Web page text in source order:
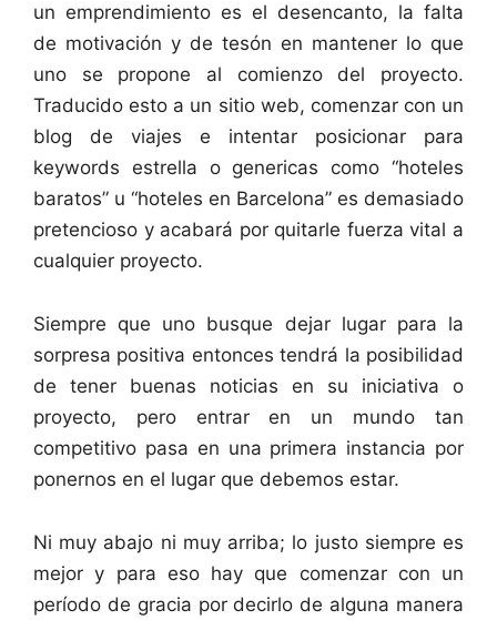
un emprendimiento es el desencanto, la falta
de motivación y de tesón en mantener lo que
uno se propone al comienzo del proyecto.
Traducido esto a un sitio web, comenzar con un
blog de viajes e intentar posicionar para
keywords estrella o genericas como “hoteles
baratos” u “hoteles en Barcelona” es demasiado
pretencioso y acabará por quitarle fuerza vital a
cualquier proyecto.
Siempre que uno busque dejar lugar para la
sorpresa positiva entonces tendrá la posibilidad
de tener buenas noticias en su iniciativa o
proyecto, pero entrar en un mundo tan
competitivo pasa en una primera instancia por
ponernos en el lugar que debemos estar.
Ni muy abajo ni muy arriba; lo justo siempre es
mejor y para eso hay que comenzar con un
período de gracia por decirlo de alguna manera